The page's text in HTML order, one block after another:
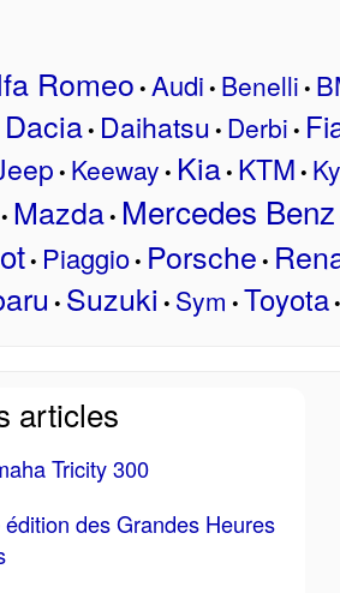
Romeo • Audi • Benelli •
Dacia• Daihatsu • Derbi •
• Keeway • Kia• KTM •
• Mazda• Mercedes Benz
• Piaggio• Porsche •
• Suzuki • Sym • Toyota•
articles
Tricity 300
des Grandes Heures